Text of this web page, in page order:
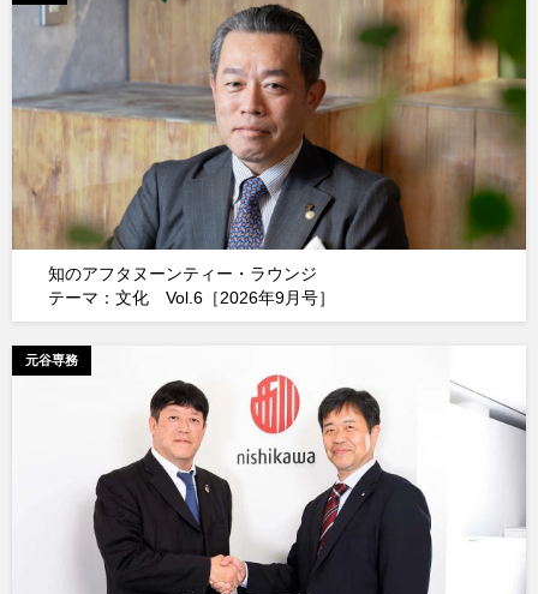
知のアフタヌーンティー・ラウンジ
テーマ：文化 Vol.6［2026年9月号］
元谷専務